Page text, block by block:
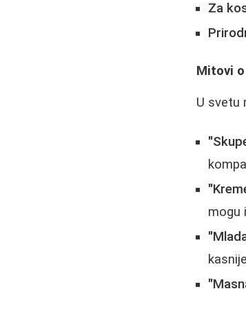
Za
Mitovi
U svetu
mogu
kasnije